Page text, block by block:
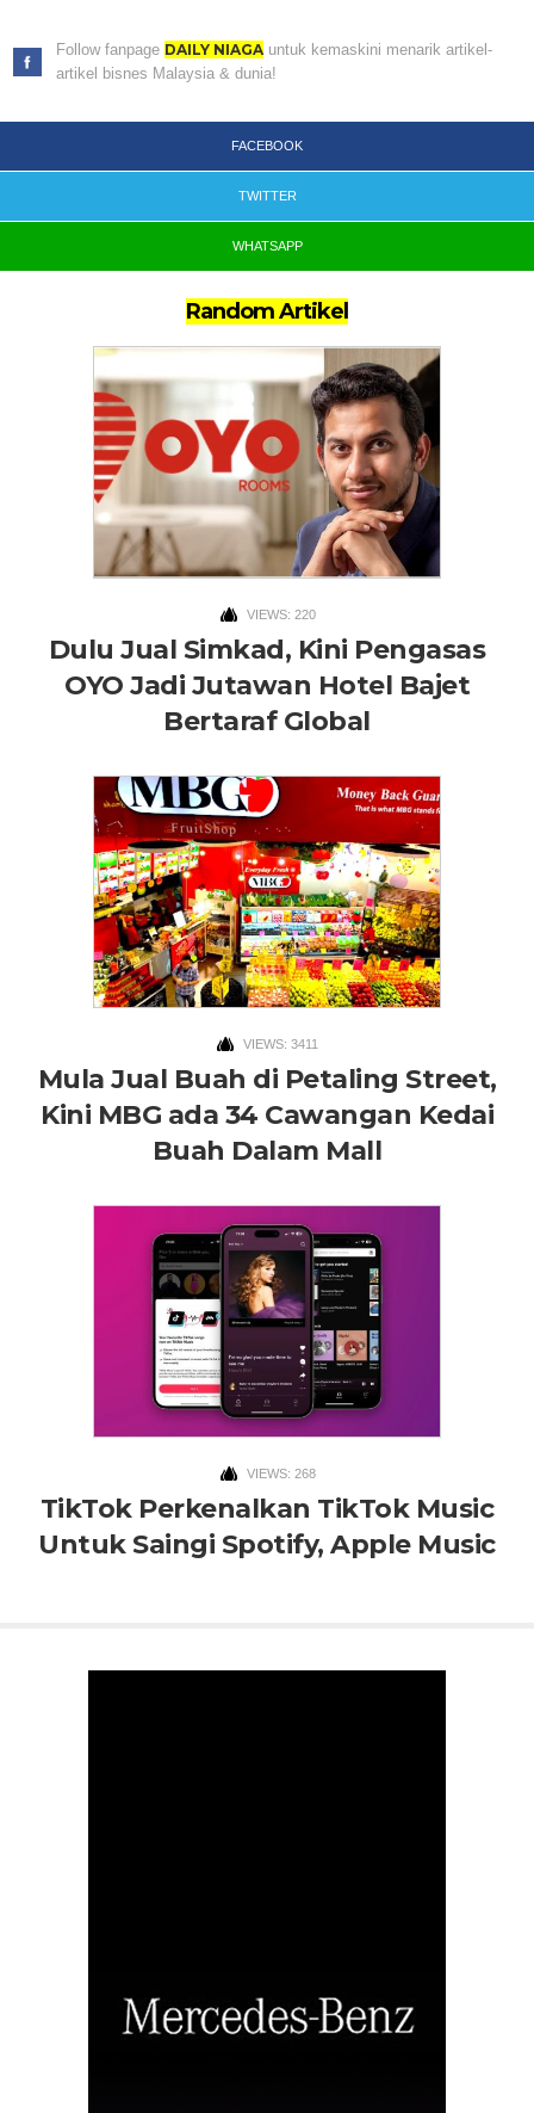
Follow fanpage DAILY NIAGA untuk kemaskini menarik artikel-
artikel bisnes Malaysia & dunia!
FACEBOOK
TWITTER
WHATSAPP
Random Artikel
VIEWS: 220
Dulu Jual Simkad, Kini Pengasas
OYO Jadi Jutawan Hotel Bajet
Bertaraf Global
VIEWS: 3411
Mula Jual Buah di Petaling Street,
Kini MBG ada 34 Cawangan Kedai
Buah Dalam Mall
VIEWS: 268
TikTok Perkenalkan TikTok Music
Untuk Saingi Spotify, Apple Music